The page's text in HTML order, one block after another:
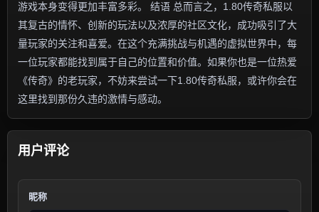
游戏本身变得更加丰富多彩。 结语 总而言之，1.80传奇私服以
其复古的情怀、创新的玩法以及浓厚的社区文化，成功吸引了大
量玩家的关注和喜爱。在这个充满挑战与机遇的虚拟世界中，每
一位玩家都能找到属于自己的位置和价值。如果你也是一位热爱
《传奇》的老玩家，不妨来尝试一下1.80传奇私服，或许你会在
这里找到那份久违的激情与感动。
用户评论
昵称